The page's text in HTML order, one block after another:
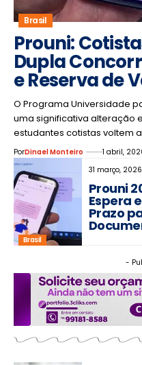
Brasil
Prouni:
Dupla
e Reserva de
O Programa Universidade
uma significativa alteração
estudantes cotistas voltem
PorDinael Monteiro
1 abril,
31 março, 2026
Prouni
Espera
Prazo
Brasil
-